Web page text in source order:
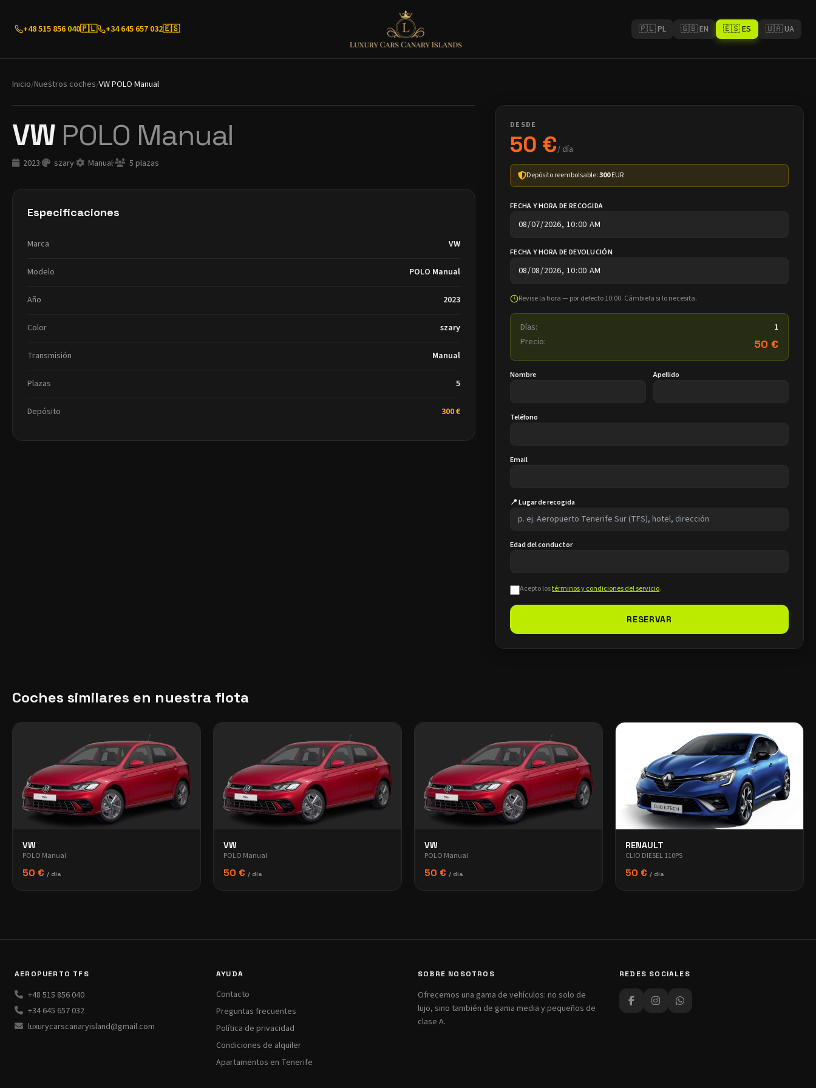
+48 515 856 040🇵🇱 +34 645 657 032🇪🇸 🇵🇱 PL 🇬🇧 EN 🇪🇸 ES 🇺🇦 UA
Inicio/Nuestros coches/VW POLO Manual
VW POLO Manual
2023· szary· Manual· 5 plazas
Especificaciones
Marca VW
Modelo POLO Manual
Año 2023
Color szary
Transmisión Manual
Plazas 5
Depósito 300 €
DESDE
50 €/ día
Depósito reembolsable:300EUR
FECHA Y HORA DE RECOGIDA
FECHA Y HORA DE DEVOLUCIÓN
Revise la hora — por defecto 10:00. Cámbiela si lo necesita.
Días:
1
Precio:
50 €
Nombre Apellido
Teléfono
Email
📍 Lugar de recogida
Edad del conductor
Acepto lostérminos y condiciones del servicio.
RESERVAR
Coches similares en nuestra flota
VW
POLO Manual
50 € / día
VW
POLO Manual
50 € / día
VW
POLO Manual
50 € / día
RENAULT
CLIO DIESEL 110PS
50 € / día
AEROPUERTO TFS
+48 515 856 040
+34 645 657 032
luxurycarscanaryisland@gmail.com
AYUDA
Contacto
Preguntas frecuentes
Política de privacidad
Condiciones de alquiler
Apartamentos en Tenerife
SOBRE NOSOTROS
Ofrecemos una gama de vehículos: no solo de
lujo, sino también de gama media y pequeños de
clase A.
REDES SOCIALES